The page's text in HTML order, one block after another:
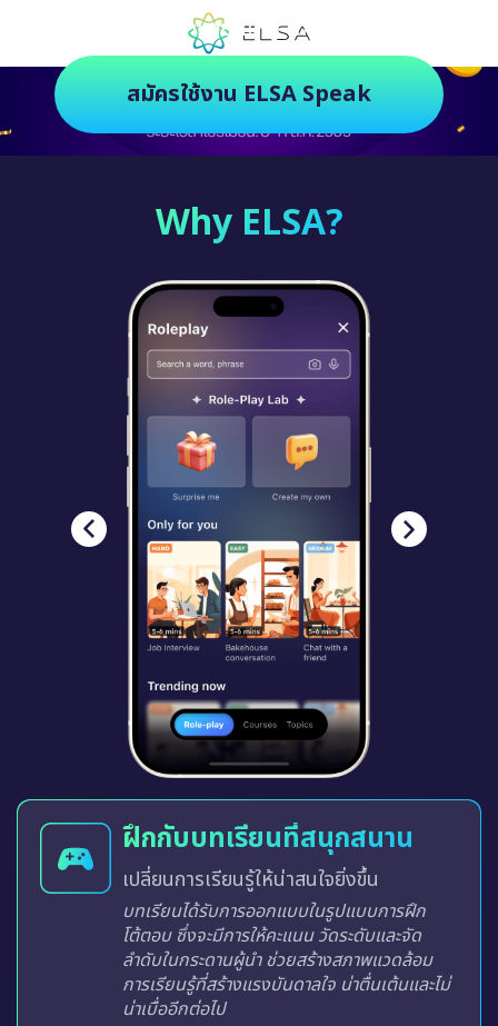
ตัวช่วยฝึกภาษายุคใหม่ ฝึกสนุกยิ่งกว่า
สมัครใช้งาน ELSA Speak
Why ELSA?
ฝึกกับบทเรียนที่สนุกสนาน
เปลี่ยนการเรียนรู้ให้น่าสนใจยิ่งขึ้น
บทเรียนได้รับการออกแบบในรูปแบบการฝึก
โต้ตอบ ซึ่งจะมีการให้คะแนน วัดระดับและจัด
ลำดับในกระดานผู้นำ ช่วยสร้างสภาพแวดล้อม
การเรียนรู้ที่สร้างแรงบันดาลใจ น่าตื่นเต้นและไม่
น่าเบื่ออีกต่อไป